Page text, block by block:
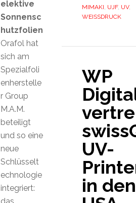
MIMAKI, UJF, UV,
WEISSDRUCK
WP
UV-
in den
elektive
Sonnensc
hutzfolien
Orafol hat
sich am
Spezialfoli
enherstelle
r Group
M.A.M.
beteiligt
und so eine
neue
Schlüsselt
echnologie
integriert:
das